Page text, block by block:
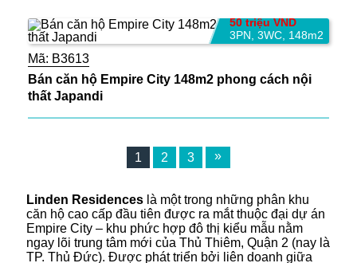
50 triệu VND
3PN 3WC, 148m2
Mã: B3613
Bán căn hộ Empire City 148m2 phong cách nội
thất Japandi
1 2 3
Linden Residenceslà một trong những phân khu
căn hộ cao cấp đầu tiên được ra mắt thuộc đại dự án
Empire City – khu phức hợp đô thị kiểu mẫu nằm
ngay lõi trung tâm mới của Thủ Thiêm, Quận 2 (nay là
TP. Thủ Đức). Được phát triển bởi liên doanh giữa